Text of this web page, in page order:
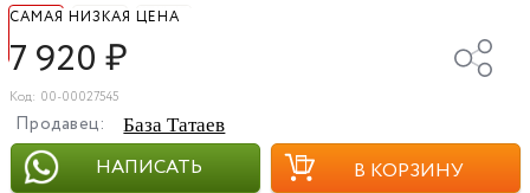
САМАЯ НИЗКАЯ ЦЕНА
7 920₽
Код: 00-00027545
Продавец: База Татаев
НАПИСАТЬ В КОРЗИНУ